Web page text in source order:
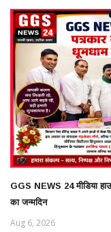
GGS NEWS 24 मीडिया
का जन्मदिन
Aug 6, 2026